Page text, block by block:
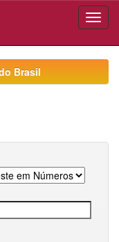
Brasil